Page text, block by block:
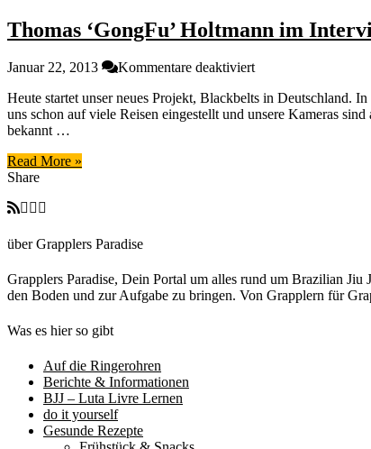
Thomas ‘GongFu’ Holtmann im
Januar 22, 2013 Kommentare deaktiviertfür
‘GongFu’
Holtmann
Heute startet unser neues Projekt, Blackbelts in Deutschland.
uns schon auf viele Reisen eingestellt und unsere Kameras
bekannt …
Read More »
Share
über Grapplers Paradise
Grapplers Paradise, Dein Portal um alles rund um Brazilian
den Boden und zur Aufgabe zu bringen. Von Grapplern für
Was es hier so gibt
Auf die Ringerohren
Berichte & Informationen
BJJ – Luta Livre Lernen
do it yourself
Gesunde Rezepte